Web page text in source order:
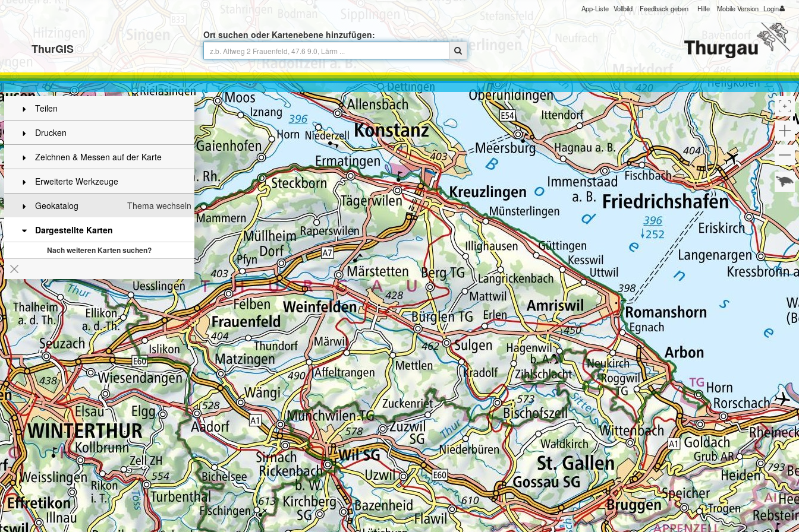
ThurGIS
Ort suchen oder Kartenebene hinzufügen:
App-Liste Vollbild Feedback geben Hilfe Mobile Version Login
Teilen
Drucken
Zeichnen & Messen auf der Karte
Erweiterte Werkzeuge
Thema wechseln
Geokatalog
Dargestellte Karten
Nach weiteren Karten suchen?